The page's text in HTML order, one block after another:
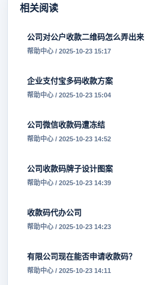
相关阅读
公司对公户收款二维码怎么弄出来
帮助中心 / 2025-10-23 15:17
企业支付宝多码收款方案
帮助中心 / 2025-10-23 15:04
公司微信收款码遭冻结
帮助中心 / 2025-10-23 14:52
公司收款码牌子设计图案
帮助中心 / 2025-10-23 14:39
收款码代办公司
帮助中心 / 2025-10-23 14:23
有限公司现在能否申请收款码？
帮助中心 / 2025-10-23 14:11